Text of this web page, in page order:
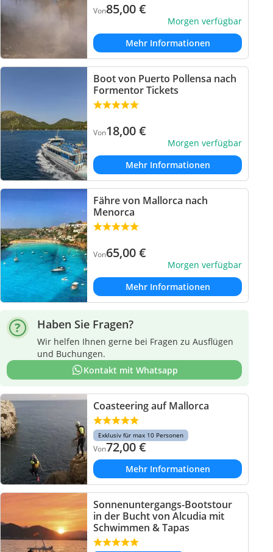
Von85,00€
Morgen verfügbar
Mehr Informationen
Boot von Puerto Pollensa nach
Formentor Tickets
Von18,00€
Morgen verfügbar
Mehr Informationen
Fähre von Mallorca nach
Menorca
Von65,00€
Morgen verfügbar
Mehr Informationen
Haben Sie Fragen?
Wir helfen Ihnen gerne bei Fragen zu Ausflügen
und Buchungen.
Kontakt mit Whatsapp
Coasteering auf Mallorca
Exklusiv für max 10 Personen
Von72,00€
Mehr Informationen
Sonnenuntergangs-Bootstour
in der Bucht von Alcudia mit
Schwimmen & Tapas